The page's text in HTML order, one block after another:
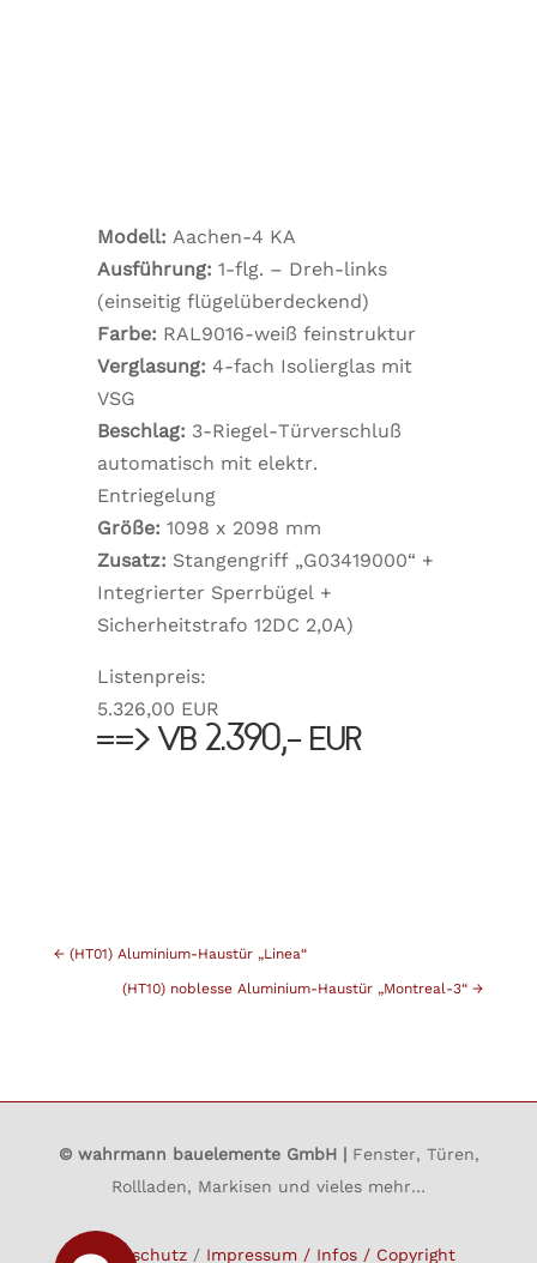
Modell: Aachen-4 KA
Ausführung: 1-flg. – Dreh-links
(einseitig flügelüberdeckend)
Farbe: RAL9016-weiß feinstruktur
Verglasung: 4-fach Isolierglas mit
VSG
Beschlag: 3-Riegel-Türverschluß
automatisch mit elektr.
Entriegelung
Größe: 1098 x 2098 mm
Zusatz: Stangengriff „G03419000“ +
Integrierter Sperrbügel +
Sicherheitstrafo 12DC 2,0A)
Listenpreis:
5.326,00 EUR
==> VB 2.390,- EUR
← (HT01) Aluminium-Haustür „Linea“
(HT10) noblesse Aluminium-Haustür „Montreal-3“ →
© wahrmann bauelemente GmbH |
Fenster, Türen,
Rollladen, Markisen und vieles mehr…
Datenschutz/ Impressum / Infos / Copyright